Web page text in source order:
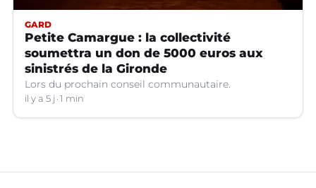
GARD
Petite Camargue : la collectivité
soumettra un don de 5000 euros aux
sinistrés de la Gironde
Lors du prochain conseil communautaire.
il y a 5 j 1 min